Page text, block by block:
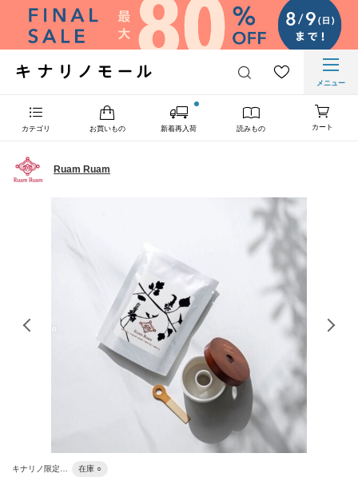
メニュー
カテゴリ お買いもの 新着再入荷 読みもの カート
Ruam Ruam
キナリノ限定… 在庫 ○